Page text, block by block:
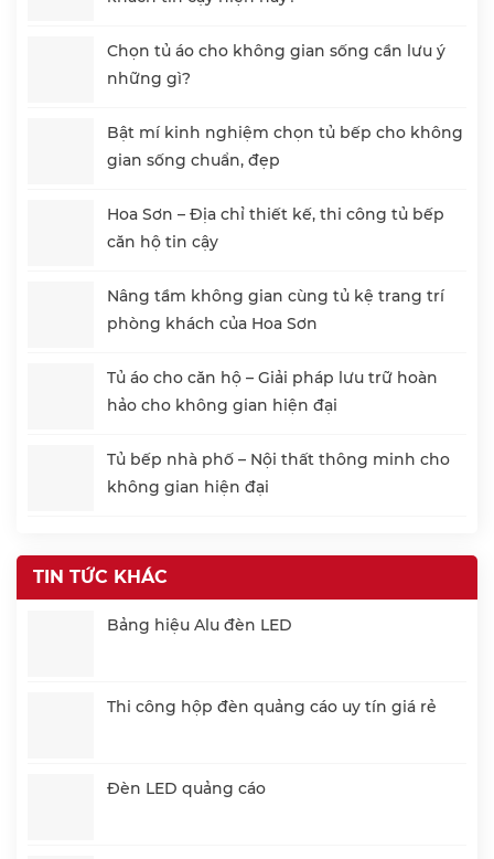
Chọn tủ áo cho không gian sống cần lưu ý
những gì?
Bật mí kinh nghiệm chọn tủ bếp cho không
gian sống chuẩn, đẹp
Hoa Sơn – Địa chỉ thiết kế, thi công tủ bếp
căn hộ tin cậy
Nâng tầm không gian cùng tủ kệ trang trí
phòng khách của Hoa Sơn
Tủ áo cho căn hộ – Giải pháp lưu trữ hoàn
hảo cho không gian hiện đại
Tủ bếp nhà phố – Nội thất thông minh cho
không gian hiện đại
TIN TỨC KHÁC
Bảng hiệu Alu đèn LED
Thi công hộp đèn quảng cáo uy tín giá rẻ
Đèn LED quảng cáo